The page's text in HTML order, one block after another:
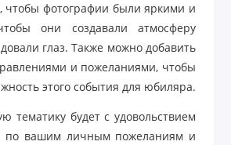
чтобы фотографии были яркими и
они создавали атмосферу
глаз. Также можно добавить
и пожеланиями, чтобы
этого события для юбиляра.
тематику будет с удовольствием
по вашим личным пожеланиям и